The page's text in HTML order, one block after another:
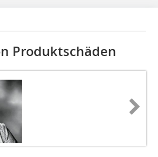
Produktschäden